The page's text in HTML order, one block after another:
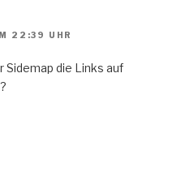
22:39 UHR
Sidemap die Links auf